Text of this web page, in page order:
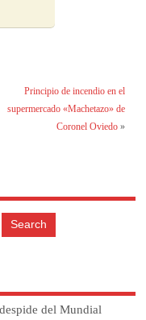
Principio de incendio en el
supermercado «Machetazo» de
Coronel Oviedo»
del Mundial